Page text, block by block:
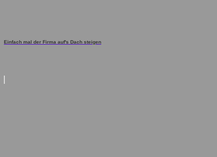
Einfach mal der Firma auf's Dach steigen